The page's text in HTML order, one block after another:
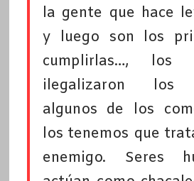
la gente que hace
y luego son los
cumplirlas…, los
ilegalizaron los
algunos de los
los tenemos que
enemigo. Seres